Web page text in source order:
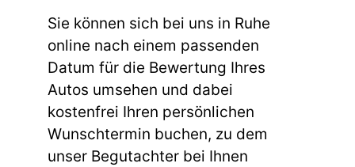
Sie können sich bei uns in Ruhe
online nach einem passenden
Datum für die Bewertung Ihres
Autos umsehen und dabei
kostenfrei Ihren persönlichen
Wunschtermin buchen, zu dem
unser Begutachter bei Ihnen